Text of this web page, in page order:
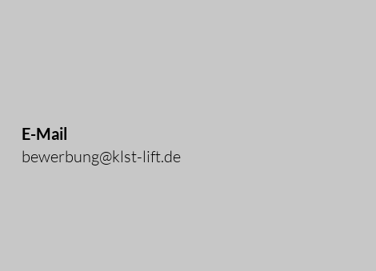
E-Mail
bewerbung@klst-lift.de